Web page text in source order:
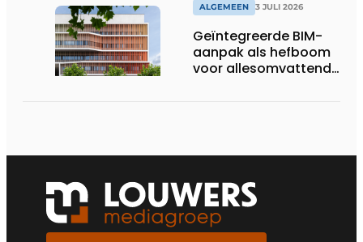
ALGEMEEN 3 JULI 2026
Geïntegreerde BIM-
aanpak als hefboom
voor allesomvattende